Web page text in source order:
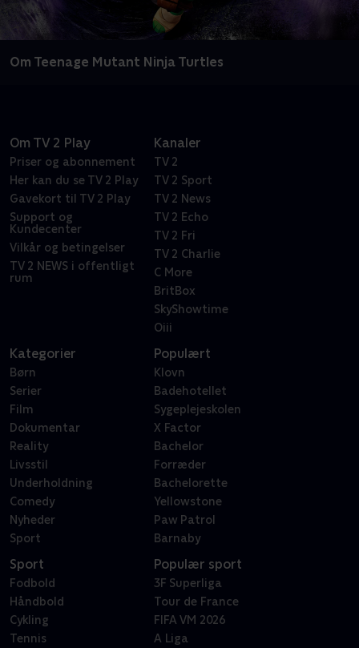
Om Teenage Mutant Ninja Turtles
Om TV 2 Play
Priser og abonnement
Her kan du se TV 2 Play
Gavekort til TV 2 Play
Support og
Kundecenter
Vilkår og betingelser
TV 2 NEWS i offentligt
rum
Kanaler
TV 2
TV 2 Sport
TV 2 News
TV 2 Echo
TV 2 Fri
TV 2 Charlie
C More
BritBox
SkyShowtime
Oiii
Kategorier
Børn
Serier
Film
Dokumentar
Reality
Livsstil
Underholdning
Comedy
Nyheder
Sport
Populært
Klovn
Badehotellet
Sygeplejeskolen
X Factor
Bachelor
Forræder
Bachelorette
Yellowstone
Paw Patrol
Barnaby
Sport
Fodbold
Håndbold
Cykling
Tennis
Populær sport
3F Superliga
Tour de France
FIFA VM 2026
A Liga